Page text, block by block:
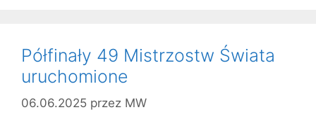
Półfinały 49 Mistrzostw Świata
uruchomione
06.06.2025 przez MW